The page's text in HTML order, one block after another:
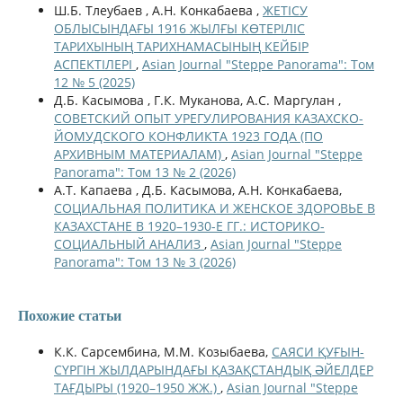
Ш.Б. Тлеубаев , А.Н. Конкабаева , ЖЕТІСУ
ОБЛЫСЫНДАҒЫ 1916 ЖЫЛҒЫ КӨТЕРІЛІС
ТАРИХЫНЫҢ ТАРИХНАМАСЫНЫҢ КЕЙБІР
АСПЕКТІЛЕРІ , Asian Journal "Steppe Panorama": Том
12 № 5 (2025)
Д.Б. Касымова , Г.К. Муканова, А.С. Маргулан ,
СОВЕТСКИЙ ОПЫТ УРЕГУЛИРОВАНИЯ КАЗАХСКО-
ЙОМУДСКОГО КОНФЛИКТА 1923 ГОДА (ПО
АРХИВНЫМ МАТЕРИАЛАМ) , Asian Journal "Steppe
Panorama": Том 13 № 2 (2026)
А.Т. Капаева , Д.Б. Касымова, А.Н. Конкабаева,
СОЦИАЛЬНАЯ ПОЛИТИКА И ЖЕНСКОЕ ЗДОРОВЬЕ В
КАЗАХСТАНЕ В 1920–1930-Е ГГ.: ИСТОРИКО-
СОЦИАЛЬНЫЙ АНАЛИЗ , Asian Journal "Steppe
Panorama": Том 13 № 3 (2026)
Похожие статьи
К.К. Сарсембина, М.М. Козыбаева, САЯСИ ҚУҒЫН-
СҮРГІН ЖЫЛДАРЫНДАҒЫ ҚАЗАҚСТАНДЫҚ ӘЙЕЛДЕР
ТАҒДЫРЫ (1920–1950 ЖЖ.) , Asian Journal "Steppe